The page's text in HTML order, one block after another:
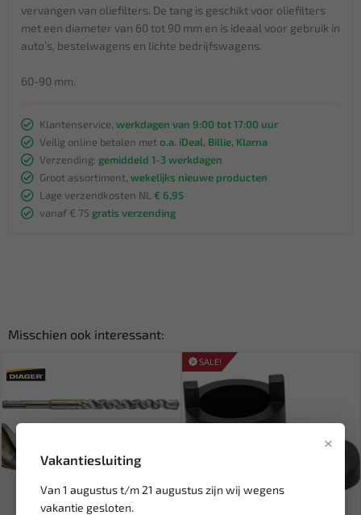
×
Vakantiesluiting
Van 1 augustus t/m 21 augustus zijn wij wegens
vakantie gesloten.
vervangen van oliefilters. De tang is geschikt voor oliefilters
met een diameter van 60 tot 90 mm en is ideaal voor gebruik in
auto’s, bestelwagens en lichte bedrijfswagens.
60-90 mm.
Klantenservice, werkdagen van 9:00 tot 17:00 uur
Veilig online betalen met o.a. iDeal, Billie, Klarna
Verzending: gemiddeld 1-3 werkdagen
Groot assortiment, wekelijks nieuwe producten
Lage verzendkosten NL € 6,95
vanaf € 75 gratis verzending
Misschien ook interessant:
SALE!